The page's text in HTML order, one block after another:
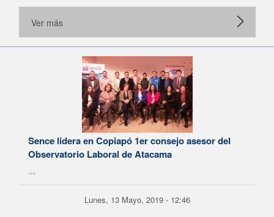
Ver más
Sence lidera en Copiapó 1er consejo asesor del
Observatorio Laboral de Atacama
...
Lunes, 13 Mayo, 2019 - 12:46